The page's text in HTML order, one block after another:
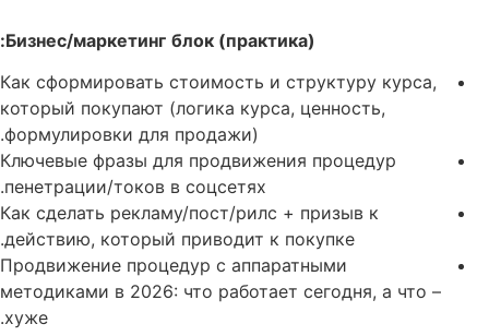
Бизнес/маркетинг блок (практика):
Как сформировать стоимость и структуру курса,
который покупают (логика курса, ценность,
формулировки для продажи).
Ключевые фразы для продвижения процедур
пенетрации/токов в соцсетях.
Как сделать рекламу/пост/рилс + призыв к
действию, который приводит к покупке.
Продвижение процедур с аппаратными
методиками в 2026: что работает сегодня, а что –
хуже.